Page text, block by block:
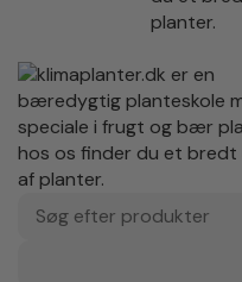
Søg efter produkter